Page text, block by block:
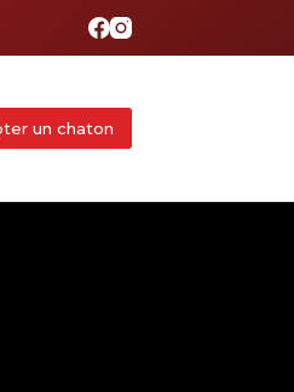
un chaton